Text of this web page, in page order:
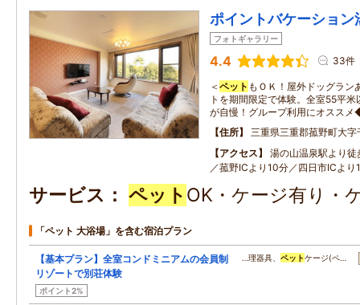
ポイントバケーション
フォトギャラリー
4.4 33件
＜ ペット もＯＫ！屋外ドッグラン
トを期間限定で体験。全室55平
が自慢！グループ利用にオスス
住所
三重県三重郡菰野町大
アクセス
湯の山温泉駅より
／菰野ICより10分／四日市ICより
サービス ペット OK・ケージ有り・
「ペット 大浴場」を含む宿泊プラン
【基本プラン】全室コンドミニアムの会員制
リゾートで別荘体験
ポイント2%
…理器具、 ペットケージ(ペ…